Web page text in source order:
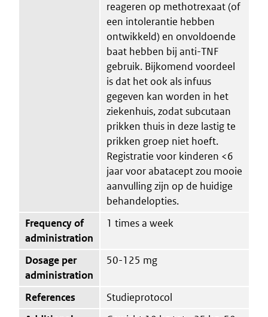
reageren op methotrexaat (of
een intolerantie hebben
ontwikkeld) en onvoldoende
baat hebben bij anti-TNF
gebruik. Bijkomend voordeel
is dat het ook als infuus
gegeven kan worden in het
ziekenhuis, zodat subcutaan
prikken thuis in deze lastig te
prikken groep niet hoeft.
Registratie voor kinderen <6
jaar voor abatacept zou mooie
aanvulling zijn op de huidige
behandelopties.
Frequency of
administration
1 times a week
Dosage per
administration
50-125 mg
References
Studieprotocol